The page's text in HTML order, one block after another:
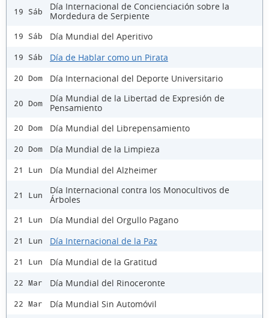
19 Sáb
Día Internacional de Concienciación sobre la
Mordedura de Serpiente
19 Sáb Día Mundial del Aperitivo
19 Sáb Día de Hablar como un Pirata
20 Dom Día Internacional del Deporte Universitario
20 Dom
Día Mundial de la Libertad de Expresión de
Pensamiento
20 Dom Día Mundial del Librepensamiento
20 Dom Día Mundial de la Limpieza
21 Lun Día Mundial del Alzheimer
21 Lun
Día Internacional contra los Monocultivos de
Árboles
21 Lun Día Mundial del Orgullo Pagano
21 Lun Día Internacional de la Paz
21 Lun Día Mundial de la Gratitud
22 Mar Día Mundial del Rinoceronte
22 Mar Día Mundial Sin Automóvil